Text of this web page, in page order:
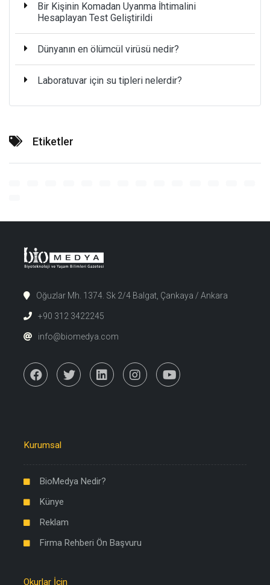
Bir Kişinin Komadan Uyanma İhtimalini
Hesaplayan Test Geliştirildi
Dünyanın en ölümcül virüsü nedir?
Laboratuvar için su tipleri nelerdir?
Etiketler
Oğuzlar Mh. 1374. Sk 2/4 Balgat, Çankaya / Ankara
+90 312 3422245
info@biomedya.com
Kurumsal
BioMedya Nedir?
Künye
Reklam
Firma Rehberi Ön Başvuru
Okurlar İçin